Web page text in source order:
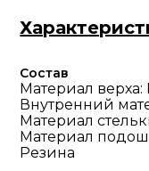
Состав
Материал верха:
Внутренний
Материал
Материал
Резина